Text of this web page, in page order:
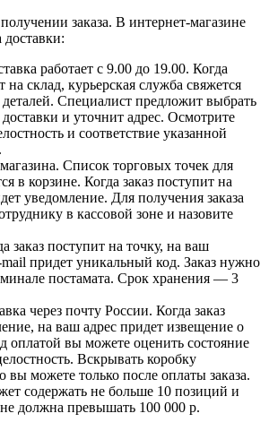
заказа. В интернет-магазине
доставки:
работает с 9.00 до 19.00. Когда
на склад, курьерская служба свяжется
деталей. Специалист предложит выбрать
и уточнит адрес. Осмотрите
и соответствие указанной
Список торговых точек для
в корзине. Когда заказ поступит на
уведомление. Для получения заказа
в кассовой зоне и назовите
заказ поступит на точку, на ваш
придет уникальный код. Заказ нужно
постамата. Срок хранения — 3
через почту России. Когда заказ
на ваш адрес придет извещение о
оплатой вы можете оценить состояние
Вскрывать коробку
вы можете только после оплаты заказа.
содержать не больше 10 позиций и
должна превышать 100 000 р.